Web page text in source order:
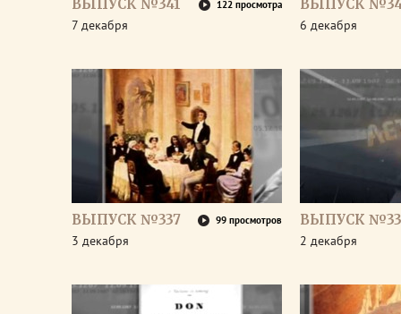
ВЫПУСК №341 122 просмотра
7 декабря
ВЫПУСК
6 декабря
ВЫПУСК №337 99 просмотров
3 декабря
ВЫПУСК
2 декабря